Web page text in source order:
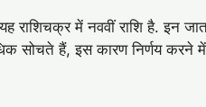
राशिचक्र में नववीं राशि है. इन
सोचते हैं, इस कारण निर्णय करने